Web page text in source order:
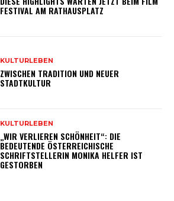
FESTIVAL AM RATHAUSPLATZ
KULTURLEBEN
ZWISCHEN TRADITION UND NEUER
STADTKULTUR
KULTURLEBEN
„WIR VERLIEREN SCHÖNHEIT“: DIE
BEDEUTENDE ÖSTERREICHISCHE
SCHRIFTSTELLERIN MONIKA HELFER IST
GESTORBEN